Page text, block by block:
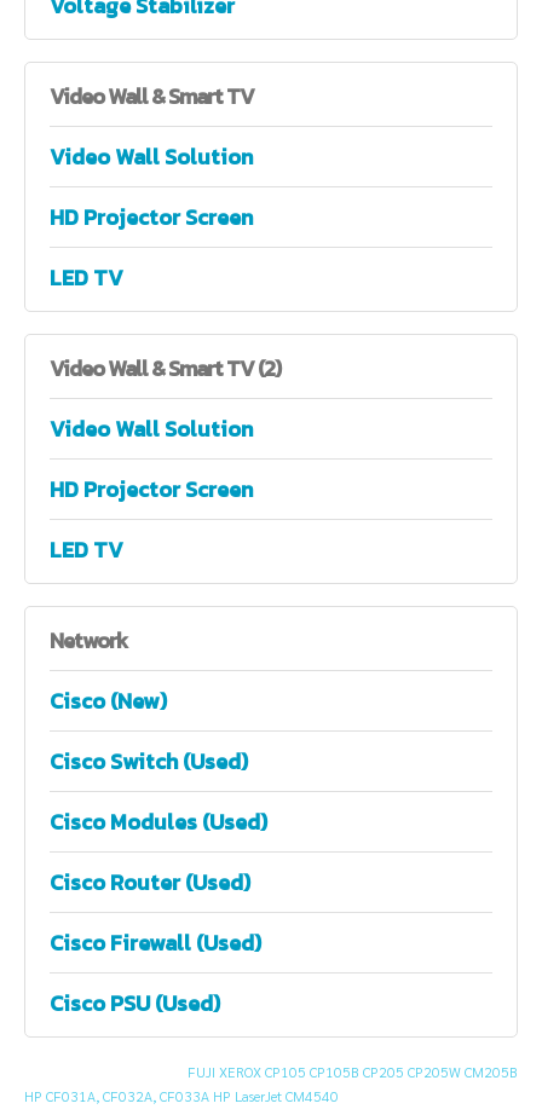
VideoWall & Smart TV
Video Wall Solution
HD Projector Screen
LED TV
VideoWall & Smart TV (2)
Video Wall Solution
HD Projector Screen
LED TV
Network
Cisco (New)
Cisco Switch (Used)
Cisco Modules (Used)
Cisco Router (Used)
Cisco Firewall (Used)
Cisco PSU (Used)
FUJI XEROX CP105 CP105B CP205 CP205W CM205B
HP CF031A, CF032A, CF033A HP LaserJet CM4540